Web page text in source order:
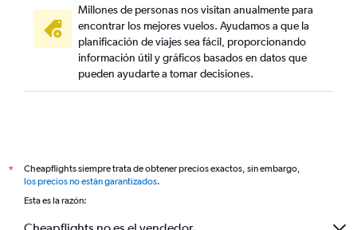
Millones de personas nos visitan anualmente para
encontrar los mejores vuelos. Ayudamos a que la
planificación de viajes sea fácil, proporcionando
información útil y gráficos basados en datos que
pueden ayudarte a tomar decisiones.
*
Cheapflights siempre trata de obtener precios exactos, sin embargo,
los precios no están garantizados.
Esta es la razón: